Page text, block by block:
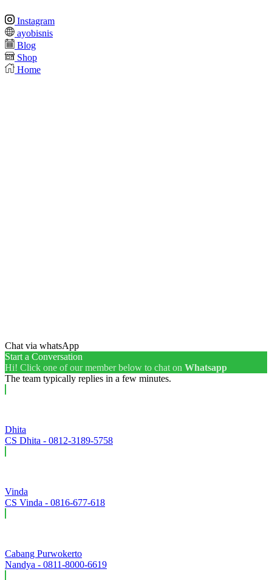
Instagram
ayobisnis
Blog
Shop
Home
Chat via whatsApp
Start a Conversation
Hi! Click one of our member below to chat on Whatsapp
The team typically replies in a few minutes.
Dhita
CS Dhita - 0812-3189-5758
Vinda
CS Vinda - 0816-677-618
Cabang Purwokerto
Nandya - 0811-8000-6619